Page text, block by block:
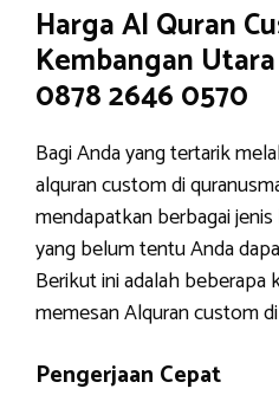
Harga Al Quran
Kembangan
0878 2646 0570
Bagi Anda yang tertarik
alquran custom di
mendapatkan berbagai
yang belum tentu Anda
Berikut ini adalah beberapa
memesan Alquran custom
Pengerjaan Cepat